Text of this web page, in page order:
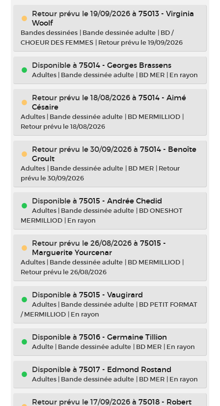
Retour prévu le 19/09/2026 à 75013 - Virginia
Woolf
Bandes dessinées | Bande dessinée adulte | BD /
CHOEUR DES FEMMES | Retour prévu le 19/09/2026
Disponible à 75014 - Georges Brassens
Adultes | Bande dessinée adulte | BD MER | En rayon
Retour prévu le 18/08/2026 à 75014 - Aimé
Césaire
Adultes | Bande dessinée adulte | BD MERMILLIOD |
Retour prévu le 18/08/2026
Retour prévu le 30/09/2026 à 75014 - Benoîte
Groult
Adultes | Bande dessinée adulte | BD MER | Retour
prévu le 30/09/2026
Disponible à 75015 - Andrée Chedid
Adultes | Bande dessinée adulte | BD ONESHOT
MERMILLIOD | En rayon
Retour prévu le 26/08/2026 à 75015 -
Marguerite Yourcenar
Adultes | Bande dessinée adulte | BD MERMILLIOD |
Retour prévu le 26/08/2026
Disponible à 75015 - Vaugirard
Adultes | Bande dessinée adulte | BD PETIT FORMAT
/ MERMILLIOD | En rayon
Disponible à 75016 - Germaine Tillion
Adulte | Bande dessinée adulte | BD MER | En rayon
Disponible à 75017 - Edmond Rostand
Adultes | Bande dessinée adulte | BD MER | En rayon
Retour prévu le 17/09/2026 à 75018 - Robert